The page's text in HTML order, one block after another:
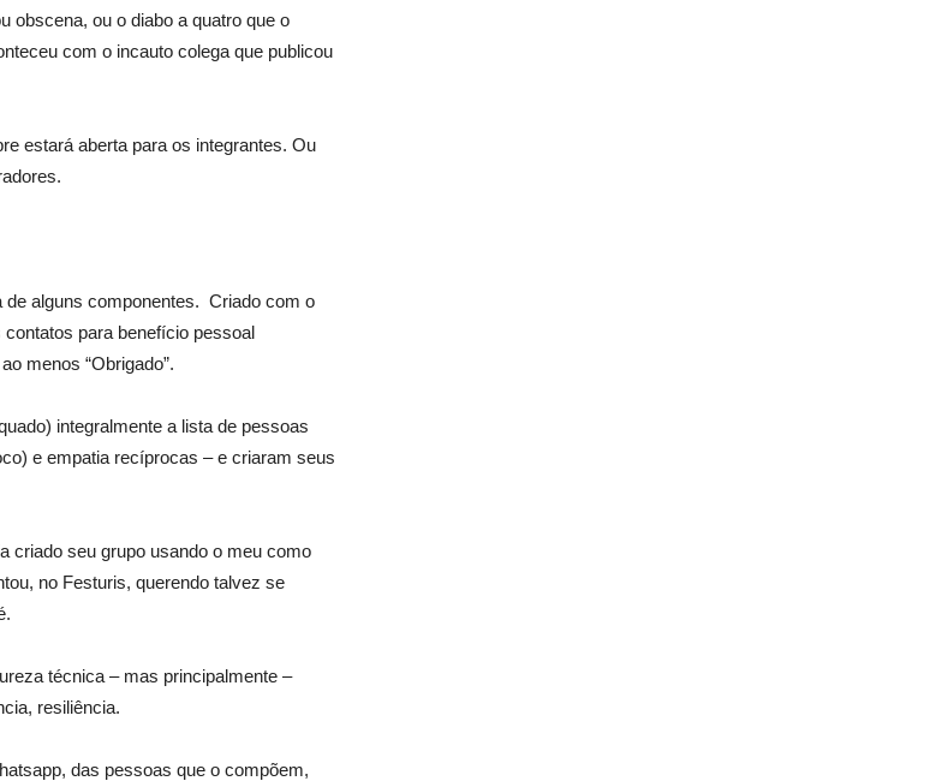
obscena, ou o diabo a quatro que o
com o incauto colega que publicou
estará aberta para os integrantes. Ou
de alguns componentes. Criado com o
para benefí­cio pessoal
menos “Obrigado”.
integralmente a lista de pessoas
e empatia recí­procas – e criaram seus
criado seu grupo usando o meu como
no Festuris, querendo talvez se
técnica – mas principalmente –
resiliência.
das pessoas que o compõem,